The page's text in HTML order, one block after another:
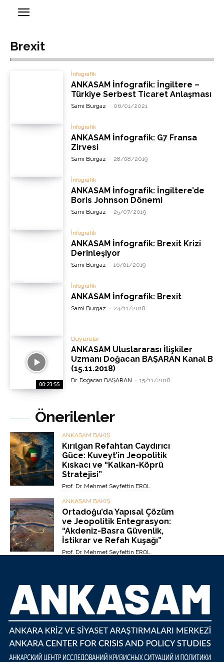
Brexit
İnfografik
ANKASAM İnfografik: İngiltere –
Türkiye Serbest Ticaret Anlaşması
Sami Burgaz - 06/01/2021
İnfografik
ANKASAM İnfografik: G7 Fransa
Zirvesi
Sami Burgaz - 28/08/2019
İnfografik
ANKASAM İnfografik: İngiltere’de
Boris Johnson Dönemi
Sami Burgaz - 25/07/2019
İnfografik
ANKASAM İnfografik: Brexit Krizi
Derinleşiyor
Sami Burgaz - 16/01/2019
İnfografik
ANKASAM İnfografik: Brexit
Sami Burgaz - 24/11/2018
00:23:55
Duyurular
ANKASAM Uluslararası İlişkiler
Uzmanı Doğacan BAŞARAN Kanal B
(15.11.2018)
Dr. Doğacan BAŞARAN - 15/11/2018
Önerilenler
ANKASAM BAKIŞ
Kırılgan Refahtan Caydırıcı
Güce: Kuveyt’in Jeopolitik
Kıskacı ve “Kalkan-Köprü
Stratejisi”
Prof. Dr. Mehmet Seyfettin EROL
ANKASAM BAKIŞ
Ortadoğu’da Yapısal Çözüm
ve Jeopolitik Entegrasyon:
“Akdeniz-Basra Güvenlik,
İstikrar ve Refah Kuşağı”
Prof. Dr. Mehmet Seyfettin EROL